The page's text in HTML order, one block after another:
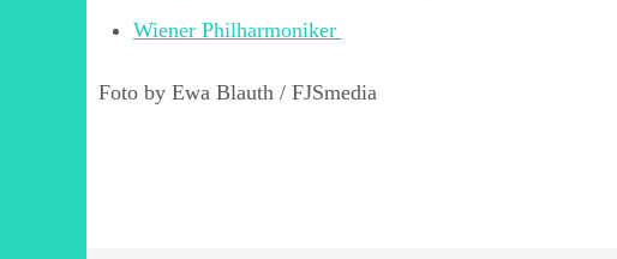
Wiener Philharmoniker
Foto by Ewa Blauth / FJSmedia